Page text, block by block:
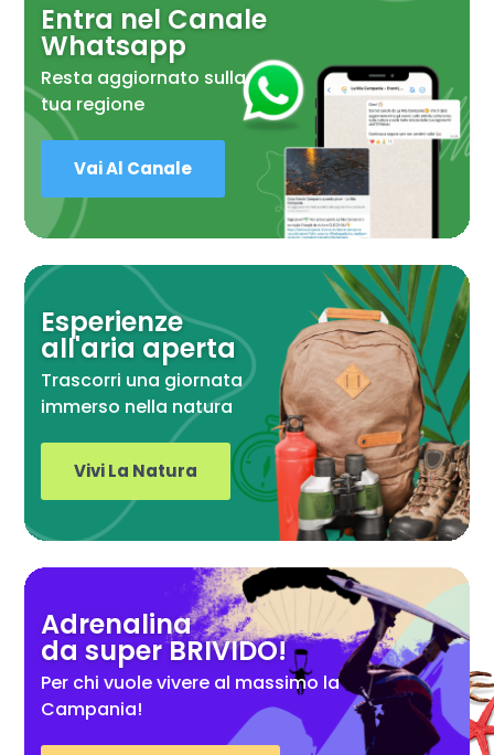
Entra nel Canale
Whatsapp
Resta aggiornato sulla
tua regione
Vai Al Canale
Esperienze
all'aria aperta
Trascorri una giornata
immerso nella natura
Vivi La Natura
Adrenalina
da super BRIVIDO!
Per chi vuole vivere al massimo la
Campania!